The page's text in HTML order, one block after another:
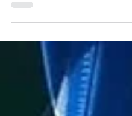
longo da costa portuguesa.